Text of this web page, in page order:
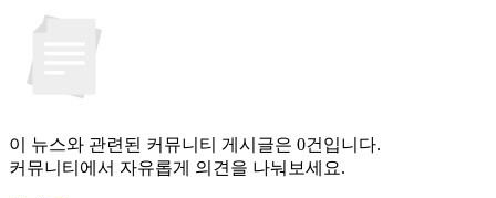
이 뉴스와 관련된 커뮤니티 게시글은 0건입니다.
커뮤니티에서 자유롭게 의견을 나눠보세요.